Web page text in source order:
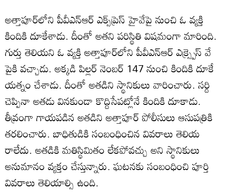
అత్తాపూర్‌లోని పీవీఎన్ఆర్ ఎక్స్‌ప్రెస్ హైవేపై నుంచి ఓ వ్యక్తి
కిందికి దూకేశాడు. దీంతో అతని పరిస్థితి విషమంగా మారింది.
గుర్తు తెలియని ఓ వ్యక్తి అత్తాపూర్‌లోని పీవీఎన్ఆర్ ఎక్స్ప్రెస్ వే
పైకి వచ్చాడు. అక్కడి పిల్లర్ నెంబర్ 147 నుంచి కిందికి దూకే
యత్నం చేశాడు. దీంతో అతడిని స్థానికులు వారించారు. సర్ది
చెప్పినా అతడు వినకుండా కొద్దిసేపట్లోనే కిందికి దూకాడు.
తీవ్రంగా గాయపడిన అతడిని అత్తాపూర్ పోలీసులు ఆసుపత్రికి
తరలించారు. బాధితుడికి సంబంధించిన వివరాలు తెలియ
రాలేదు. అతడికి మతిస్థిమితం లేకపోవచ్చు అని స్థానికులు
అనుమానం వ్యక్తం చేస్తున్నారు. ఘటనకు సంబంధించి పూర్తి
వివరాలు తెలియాల్సి ఉంది.